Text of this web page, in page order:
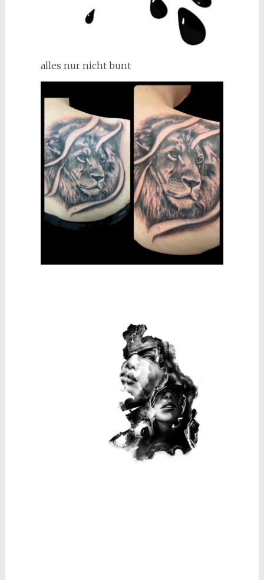
alles nur nicht bunt